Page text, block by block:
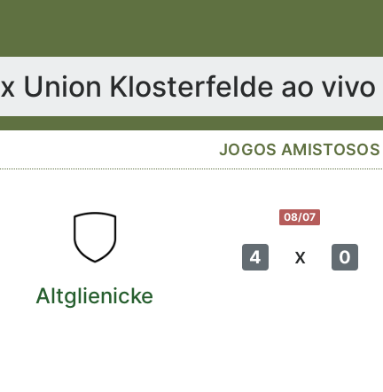
Union Klosterfelde ao vivo
JOGOS AMISTOSOS
08/07
4 x 0
Altglienicke